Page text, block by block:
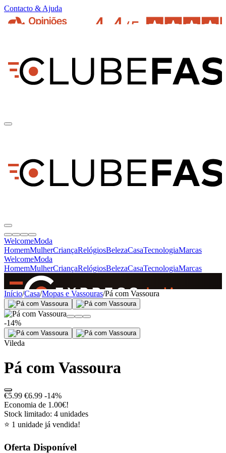
Contacto & Ajuda
WelcomeModa
HomemMulherCriançaRelógiosBelezaCasaTecnologiaMarcas
WelcomeModa
HomemMulherCriançaRelógiosBelezaCasaTecnologiaMarcas
SINCE 2005
+de 36.000 reviews
Início/Casa/Mopas e Vassouras/Pá com Vassoura
-14%
Vileda
Pá com Vassoura
€5.99 €6.99 -14%
Economia de 1.00€!
Stock limitado: 4 unidades
⭐ 1 unidade já vendida!
Oferta Disponível